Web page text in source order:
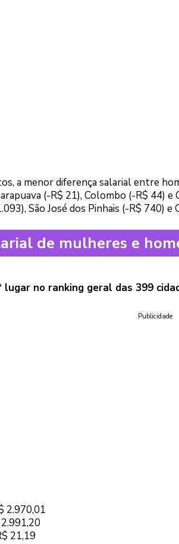
a menor diferença salarial entre
(-R$ 21), Colombo (-R$ 44)
São José dos Pinhais (-R$ 740) e
de mulheres e
lugar no ranking geral das 399
Publicidade
2.970,01
21,19